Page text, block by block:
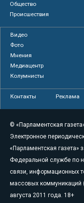
Общество
Происшествия
Видео
Фото
Мнения
Медиацентр
Колумнисты
Контакты Реклама
© «Парламентская
Электронное
«Парламентская газета»
Федеральной службе по
связи, информационных
массовых коммуникаций
августа 2011 года. 18+